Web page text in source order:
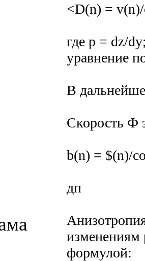
<D(n) =
где p = dz/
уравнение
В
Скорость Ф
b(n) = $(n)/
дп
изменениям
формулой: